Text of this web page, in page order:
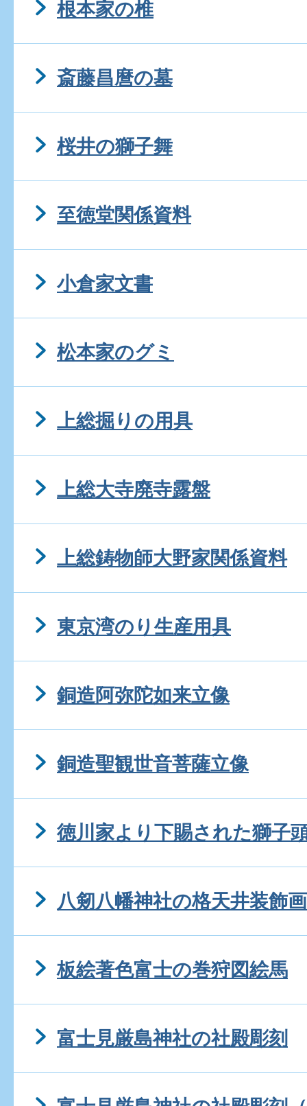
根本家の椎
斎藤昌麿の墓
桜井の獅子舞
至徳堂関係資料
小倉家文書
松本家のグミ
上総掘りの用具
上総大寺廃寺露盤
上総鋳物師大野家関係資料
東京湾のり生産用具
銅造阿弥陀如来立像
銅造聖観世音菩薩立像
徳川家より下賜された獅子
八剱八幡神社の格天井装飾画
板絵著色富士の巻狩図絵馬
富士見厳島神社の社殿彫刻